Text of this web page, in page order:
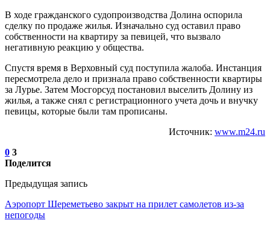
В ходе гражданского судопроизводства Долина оспорила
сделку по продаже жилья. Изначально суд оставил право
собственности на квартиру за певицей, что вызвало
негативную реакцию у общества.
Спустя время в Верховный суд поступила жалоба. Инстанция
пересмотрела дело и признала право собственности квартиры
за Лурье. Затем Мосгорсуд постановил выселить Долину из
жилья, а также снял с регистрационного учета дочь и внучку
певицы, которые были там прописаны.
Источник: www.m24.ru
0 3
Поделится
Предыдущая запись
Аэропорт Шереметьево закрыт на прилет самолетов из-за
непогоды